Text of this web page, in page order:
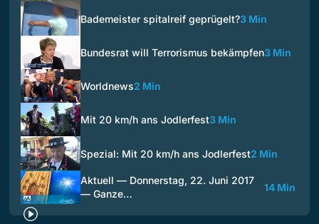
Bademeister spitalreif geprügelt?3 Min
Bundesrat will Terrorismus bekämpfen3 Min
Worldnews2 Min
Mit 20 km/h ans Jodlerfest3 Min
Spezial: Mit 20 km/h ans Jodlerfest2 Min
Aktuell — Donnerstag, 22. Juni 2017
— Ganze…
14 Min